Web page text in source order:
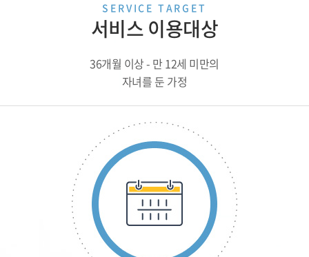
SERVICE TARGET
서비스 이용대상
36개월 이상 - 만 12세 미만의
자녀를 둔 가정